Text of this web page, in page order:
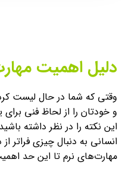
دلیل اهمیت
وقتی که شما در حال لیست
و خودتان را از لحاظ فنی
این نکته را در نظر داشته
انسانی به دنبال چیزی فراتر
مهارت‌های نرم تا این حد